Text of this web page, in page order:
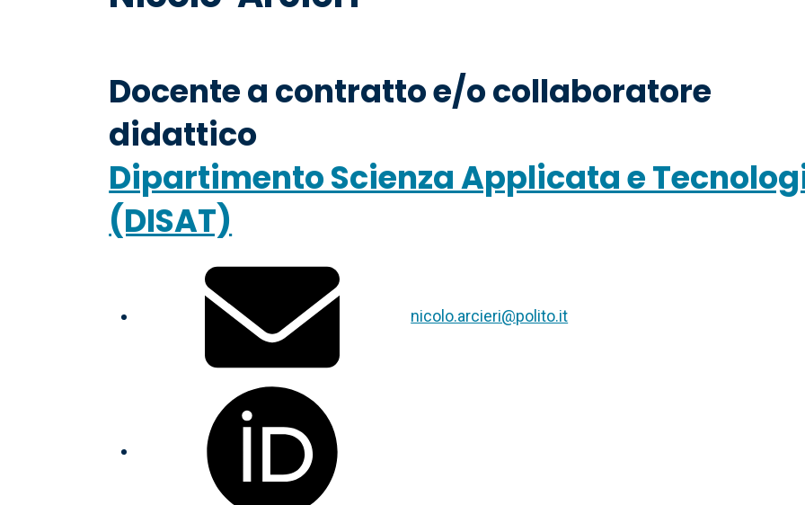
Docente a contratto e/o collaboratore
didattico
Dipartimento Scienza Applicata e
(DISAT)
nicolo.arcieri@polito.it